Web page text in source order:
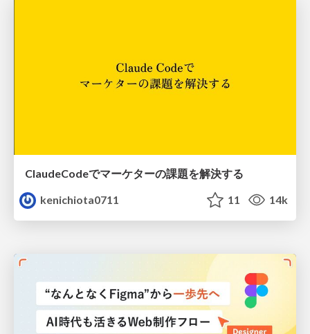
ClaudeCodeでマーケターの課題を解決する
kenichiota0711
11 14k